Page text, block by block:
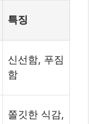
특징
신선함, 푸짐
함
쫄깃한 식감,